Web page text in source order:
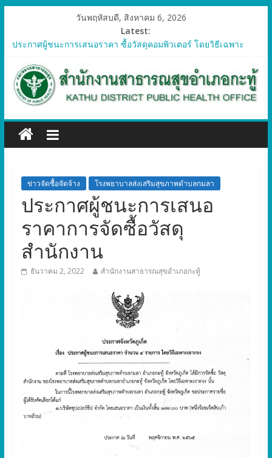
วันพฤหัสบดี, สิงหาคม 6, 2026
Latest:
ประกาศผู้ชนะการเสนอราคา ซื้อวัสดุคอมพิวเตอร์ โดยวิธีเฉพาะ
ประกาศผู้ชนะการเสนอราคา จัดซื้อวัสดุทางการแพทย์สำหรับ
โครงการป้องกันควบคุมโรคติดต่อและภัยสุขภาพในแรงงานต่างด้าว
อำเภอกะทู้ ปี 2569
เจาะจง
ประกาศผู้ชนะการเสนอรา ซื้อวัสดุงานบ้านงานครัว โดยวิธีเฉพาะ
เจาะจง
เจาะจงข่าวจัดซื้อจัดจ้าง โรงพยาบาลส่งเสริมสุขภาพตำบลกมลา
ประกาศผู้ชนะการเสนอ
ราคาการจัดซื้อวัสดุ
สำนักงาน
ธันวาคม 2, 2022 สำนักงานสาธารณสุขอำเภอกะทู้